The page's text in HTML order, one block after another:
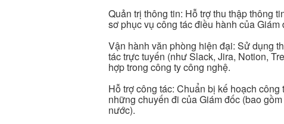
Quản trị thông tin: Hỗ trợ thu thập thông
sơ phục vụ công tác điều hành của Giám
Vận hành văn phòng hiện đại: Sử dụng
tác trực tuyến (như Slack, Jira, Notion,
hợp trong công ty công nghệ.
Hỗ trợ công tác: Chuẩn bị kế hoạch
những chuyến đi của Giám đốc (bao
nước).